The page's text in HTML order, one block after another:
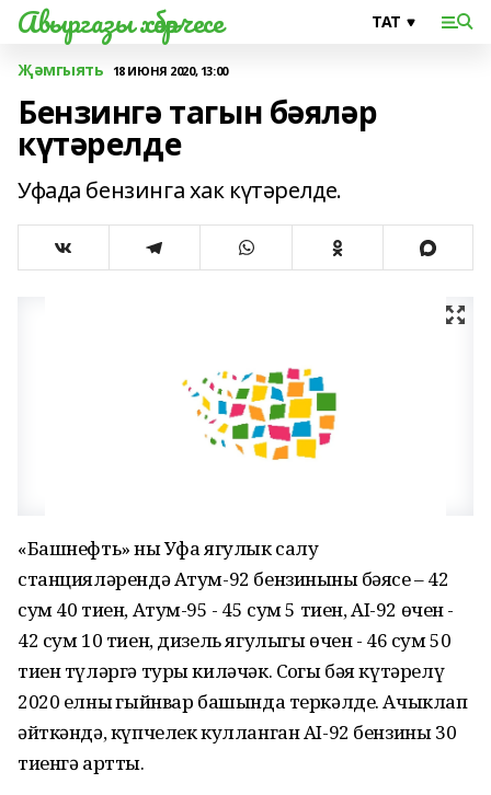
Авыргазы хәбәрчесе
Җәмгыять 18 ИЮНЯ 2020, 13:00
Бензингә тагын бәяләр
күтәрелде
Уфада бензинга хак күтәрелде.
«Башнефть» ның Уфа ягулык салу
станцияләрендә Атум-92 бензинының бәясе – 42
сум 40 тиен, Атум-95 - 45 сум 5 тиен, AI-92 өчен -
42 сум 10 тиен, дизель ягулыгы өчен - 46 сум 50
тиен түләргә туры киләчәк. Соңгы бәя күтәрелү
2020 елның гыйнвар башында теркәлде. Ачыклап
әйткәндә, күпчелек кулланган АI-92 бензины 30
тиенгә артты.